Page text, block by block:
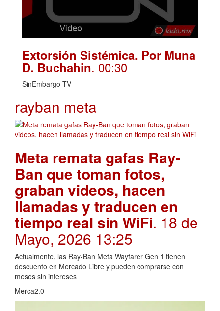
Extorsión Sistémica. Por Muna
D. Buchahin. 00:30
SinEmbargo TV
rayban meta
Meta remata gafas Ray-
Ban que toman fotos,
graban videos, hacen
llamadas y traducen en
tiempo real sin WiFi. 18 de
Mayo, 2026 13:25
Actualmente, las Ray-Ban Meta Wayfarer Gen 1 tienen
descuento en Mercado Libre y pueden comprarse con
meses sin intereses
Merca2.0